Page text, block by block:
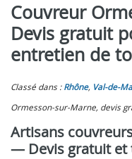
Couvreur
Devis gratuit
entretien de
Classé dans : Rhône, Val-de-
Ormesson-sur-Marne, devis
Artisans
— Devis gratuit et